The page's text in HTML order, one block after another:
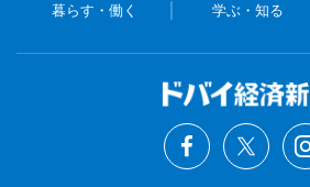
暮らす・働く 学ぶ・知る